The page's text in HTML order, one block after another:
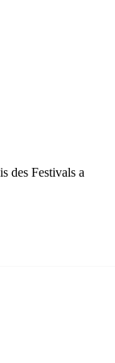
des Festivals a